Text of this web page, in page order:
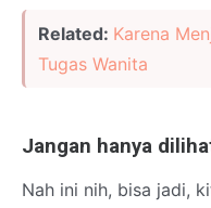
Related: Karena
Tugas Wanita
Jangan hanya
Nah ini nih, bisa jadi,